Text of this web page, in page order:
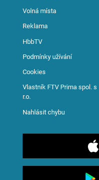
Volná místa
Reklama
HbbTV
Podmínky užívání
Cookies
Vlastník FTV Prima spol. s
r.o.
Nahlásit chybu